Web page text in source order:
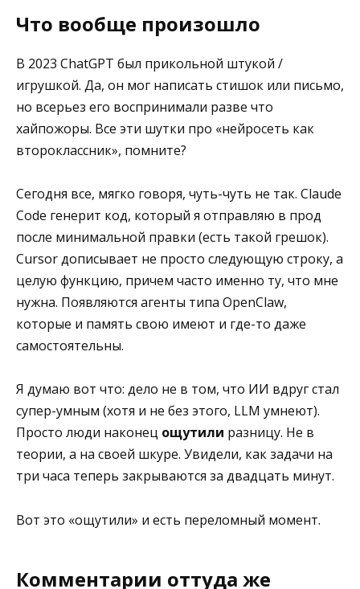
Что вообще произошло
В 2023 ChatGPT был прикольной штукой /
игрушкой. Да, он мог написать стишок или письмо,
но всерьез его воспринимали разве что
хайпожоры. Все эти шутки про «нейросеть как
второклассник», помните?
Сегодня все, мягко говоря, чуть-чуть не так. Claude
Code генерит код, который я отправляю в прод
после минимальной правки (есть такой грешок).
Cursor дописывает не просто следующую строку, а
целую функцию, причем часто именно ту, что мне
нужна. Появляются агенты типа OpenClaw,
которые и память свою имеют и где-то даже
самостоятельны.
Я думаю вот что: дело не в том, что ИИ вдруг стал
супер-умным (хотя и не без этого, LLM умнеют).
Просто люди наконец ощутили разницу. Не в
теории, а на своей шкуре. Увидели, как задачи на
три часа теперь закрываются за двадцать минут.
Вот это «ощутили» и есть переломный момент.
Комментарии оттуда же